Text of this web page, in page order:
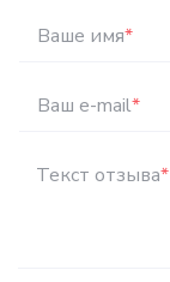
Ваше имя*
Ваш e-mail*
Текст отзыва*